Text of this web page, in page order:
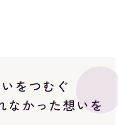
をつむぐ
なかった想いを